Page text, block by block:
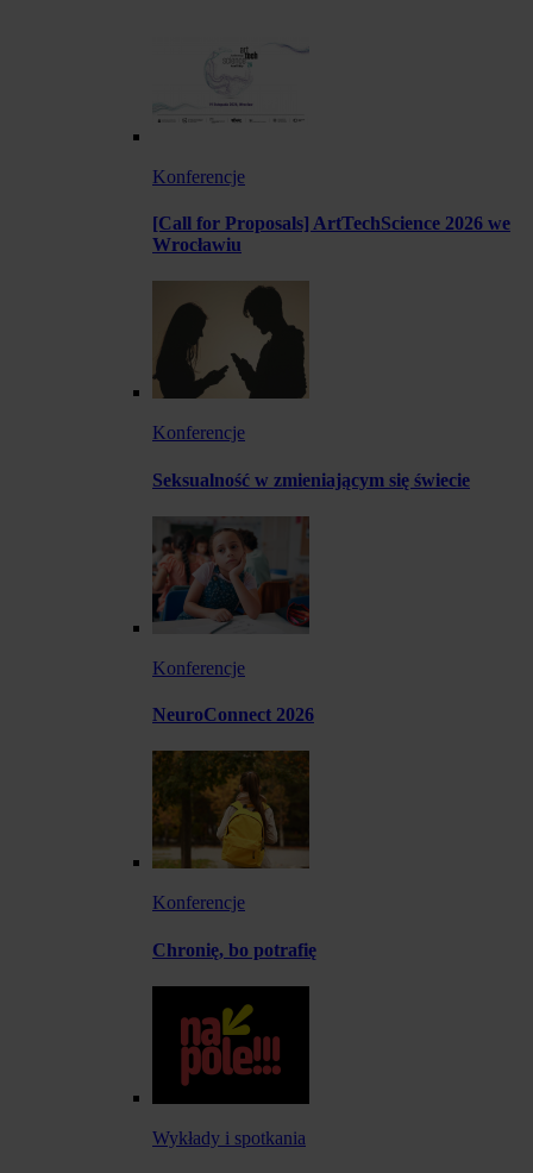
Konferencje
[Call for Proposals] ArtTechScience 2026 we
Wrocławiu
Konferencje
Seksualność w zmieniającym się świecie
Konferencje
NeuroConnect 2026
Konferencje
Chronię, bo potrafię
Wykłady i spotkania